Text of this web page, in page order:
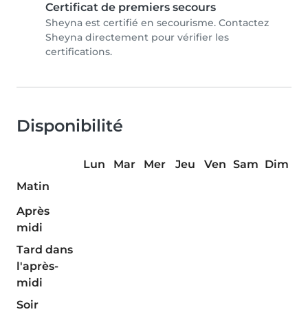
Certificat de premiers secours
Sheyna est certifié en secourisme. Contactez
Sheyna directement pour vérifier les
certifications.
Disponibilité
Lun Mar Mer Jeu Ven Sam Dim
Matin
Après
midi
Tard dans
l'après-
midi
Soir